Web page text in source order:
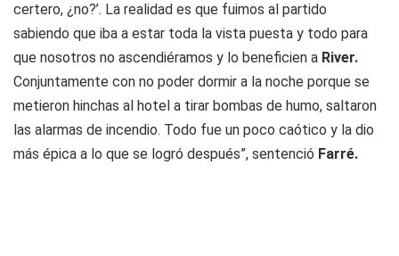
certero, ¿no?’. La realidad es que fuimos al partido
sabiendo que iba a estar toda la vista puesta y todo para
que nosotros no ascendiéramos y lo beneficien a River.
Conjuntamente con no poder dormir a la noche porque se
metieron hinchas al hotel a tirar bombas de humo, saltaron
las alarmas de incendio. Todo fue un poco caótico y la dio
más épica a lo que se logró después”, sentenció Farré.